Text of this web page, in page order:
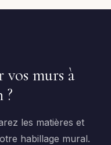
vos murs à
?
les matières et
habillage mural.